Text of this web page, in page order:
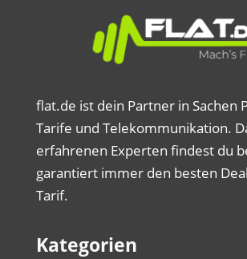
flat.de ist dein Partner in Sachen
Tarife und Telekommunikation.
erfahrenen Experten findest du
garantiert immer den besten
Tarif.
Kategorien